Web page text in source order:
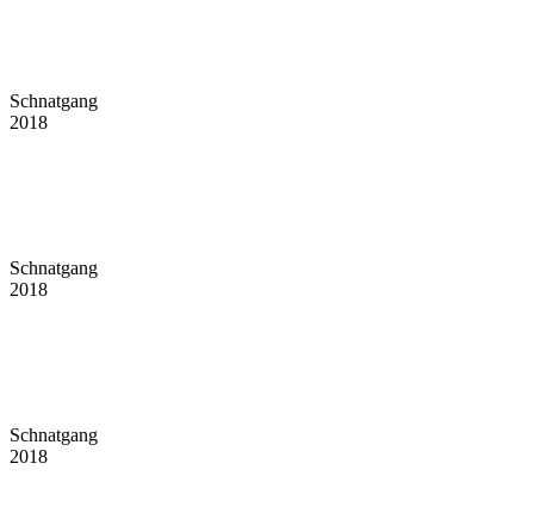
Schnatgang
2018
Schnatgang
2018
Schnatgang
2018